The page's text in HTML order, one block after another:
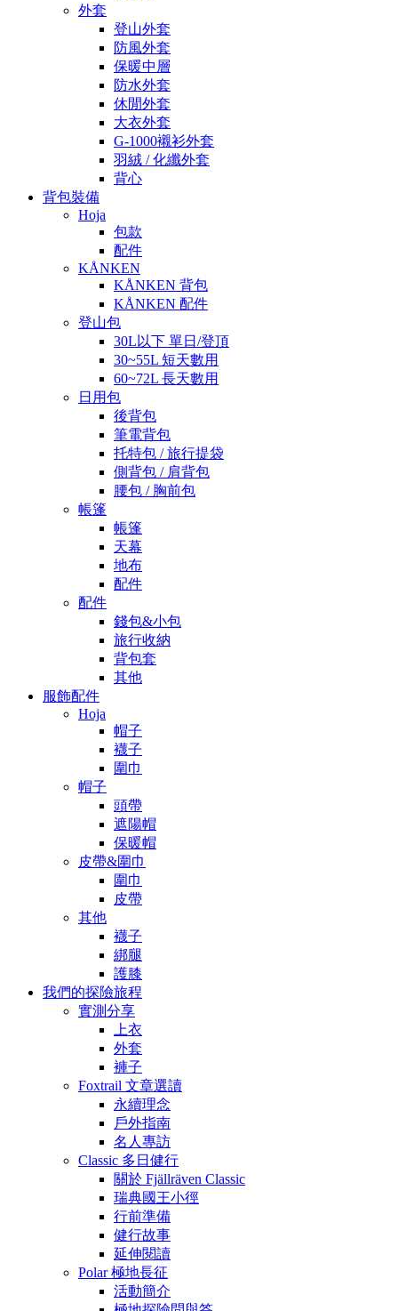
外套
登山外套
防風外套
保暖中層
防水外套
休閒外套
大衣外套
G-1000襯衫外套
羽絨 / 化纖外套
背心
背包裝備
Hoja
包款
配件
KÅNKEN
KÅNKEN 背包
KÅNKEN 配件
登山包
30L以下 單日/登頂
30~55L 短天數用
60~72L 長天數用
日用包
後背包
筆電背包
托特包 / 旅行提袋
側背包 / 肩背包
腰包 / 胸前包
帳篷
帳篷
天幕
地布
配件
配件
錢包&小包
旅行收納
背包套
其他
服飾配件
Hoja
帽子
襪子
圍巾
帽子
頭帶
遮陽帽
保暖帽
皮帶&圍巾
圍巾
皮帶
其他
襪子
綁腿
護膝
我們的探險旅程
實測分享
上衣
外套
褲子
Foxtrail 文章選讀
永續理念
戶外指南
名人專訪
Classic 多日健行
關於 Fjällräven Classic
瑞典國王小徑
行前準備
健行故事
延伸閱讀
Polar 極地長征
活動簡介